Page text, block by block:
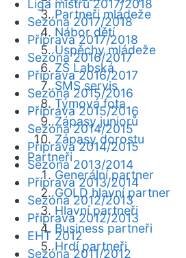
Partneři mládeže
Nábor dětí
Úspěchy mládeže
ZŠ Labská
SMS servis
Týmová fota
Zápasy juniorů
Zápasy dorostu
Partneři
Generální partner
GOLD hlavní partner
Hlavní partneři
Business partneři
Hrdí partneři
Liga mistrů 2017/2018
Sezóna 2017/2018
Příprava 2017/2018
Sezóna 2016/2017
Příprava 2016/2017
Sezóna 2015/2016
Příprava 2015/2016
Sezóna 2014/2015
Příprava 2014/2015
Sezóna 2013/2014
Příprava 2013/2014
Sezóna 2012/2013
Příprava 2012/2013
EHT 2012
Sezóna 2011/2012